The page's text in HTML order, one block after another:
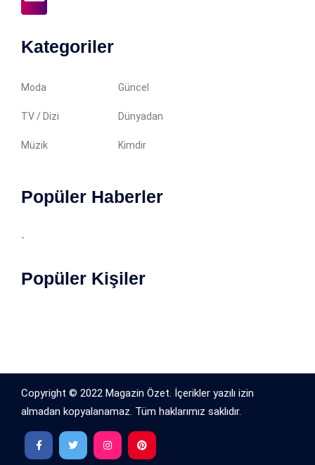
Kategoriler
Moda Güncel
TV / Dizi Dünyadan
Müzik Kimdir
Popüler Haberler
-
Popüler Kişiler
Copyright © 2022 Magazin Özet. İçerikler yazılı izin
almadan kopyalanamaz. Tüm haklarımız saklıdır.